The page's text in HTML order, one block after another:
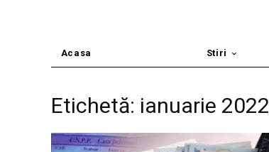
Acasa Stiri
Etichetă: ianuarie 2022